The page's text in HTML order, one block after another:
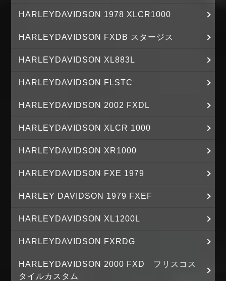
HARLEYDAVIDSON 1978 XLCR1000
HARLEYDAVIDSON FXDB スタージス
HARLEYDAVIDSON XL883L
HARLEYDAVIDSON FLSTC
HARLEYDAVIDSON 2002 FXDL
HARLEYDAVIDSON XLCR 1000
HARLEYDAVIDSON XR1000
HARLEYDAVIDSON FXE 1979
HARLEY DAVIDSON 1979 FXEF
HARLEYDAVIDSON XL1200L
HARLEYDAVIDSON FXRDG
HARLEYDAVIDSON 2000 FXD フリスコス
タイルカスタム